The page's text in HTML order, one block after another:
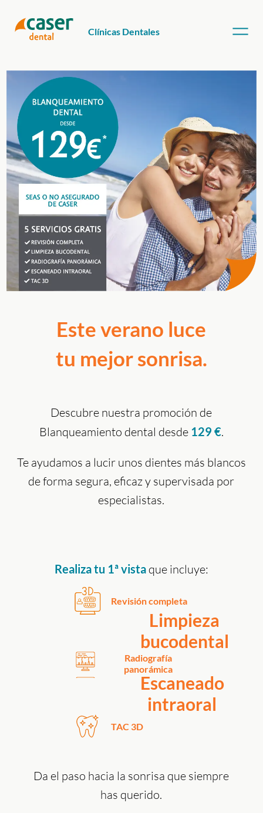
Clínicas Dentales
Este verano luce
tu mejor sonrisa.
Descubre nuestra promoción de
Blanqueamiento dental desde 129 €.
Te ayudamos a lucir unos dientes más blancos
de forma segura, eficaz y supervisada por
especialistas.
Realiza tu 1ª vistaque incluye:
Revisión completa
Limpieza
bucodental
Radiografía
panorámica
Escaneado
intraoral
TAC 3D
Da el paso hacia la sonrisa que siempre
has querido.